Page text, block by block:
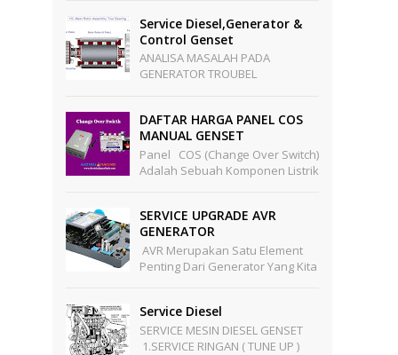
Penyebab Generator Tidak
Mengeluarkan Te...
Service Diesel,generator &
Control Genset
ANALISA MASALAH PADA
GENERATOR TROUBEL
PMG Stator Terputus - PMG
Stator ...
DAFTAR HARGA PANEL COS
MANUAL GENSET
Panel COS (Change Over Switch)
Adalah Sebuah Komponen Listrik
PLN Ke Sumber Te...
SERVICE UPGRADE AVR
GENERATOR
AVR Merupakan Satu Element
Penting Dari Generator Yang Kita
Mekanik Menjadi Energi Listr...
Service Diesel
SERVICE MESIN DIESEL GENSET
1.SERVICE RINGAN ( TUNE UP )